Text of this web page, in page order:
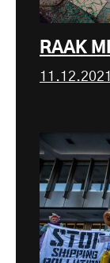
RAAK
11.12.2021